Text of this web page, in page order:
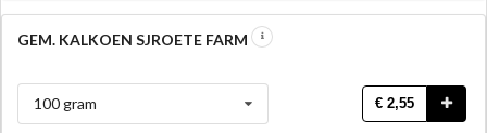
GEM. KALKOEN SJROETE FARM
100 gram € 2,55